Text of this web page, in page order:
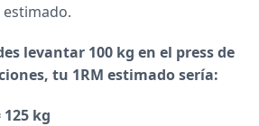
levantar 100 kg en el press de
tu 1RM estimado sería:
125 kg